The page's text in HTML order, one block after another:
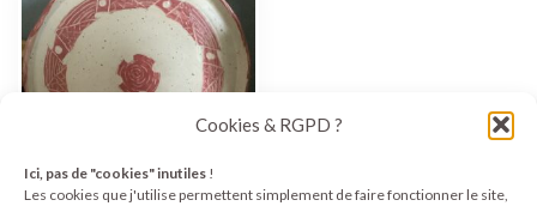
Cookies & RGPD ?
Ici, pas de "cookies" inutiles !
Les cookies que j'utilise permettent simplement de faire fonctionner le site,